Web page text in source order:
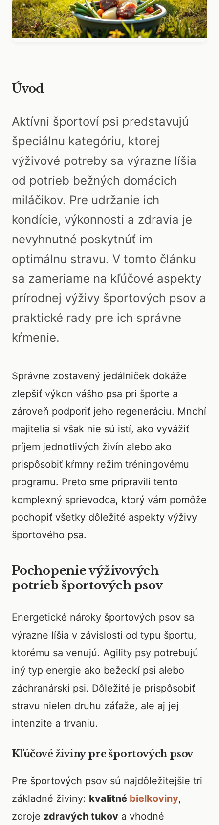
Úvod
Aktívni športoví psi predstavujú
špeciálnu kategóriu, ktorej
výživové potreby sa výrazne líšia
od potrieb bežných domácich
miláčikov. Pre udržanie ich
kondície, výkonnosti a zdravia je
nevyhnutné poskytnúť im
optimálnu stravu. V tomto článku
sa zameriame na kľúčové aspekty
prírodnej výživy športových psov a
praktické rady pre ich správne
kŕmenie.
Správne zostavený jedálniček dokáže
zlepšiť výkon vášho psa pri športe a
zároveň podporiť jeho regeneráciu. Mnohí
majitelia si však nie sú istí, ako vyvážiť
príjem jednotlivých živín alebo ako
prispôsobiť kŕmny režim tréningovému
programu. Preto sme pripravili tento
komplexný sprievodca, ktorý vám pomôže
pochopiť všetky dôležité aspekty výživy
športového psa.
Pochopenie výživových
potrieb športových psov
Energetické nároky športových psov sa
výrazne líšia v závislosti od typu športu,
ktorému sa venujú. Agility psy potrebujú
iný typ energie ako bežeckí psi alebo
záchranárski psi. Dôležité je prispôsobiť
stravu nielen druhu záťaže, ale aj jej
intenzite a trvaniu.
Kľúčové živiny pre športových psov
Pre športových psov sú najdôležitejšie tri
základné živiny: kvalitné bielkoviny,
zdroje zdravých tukov a vhodné